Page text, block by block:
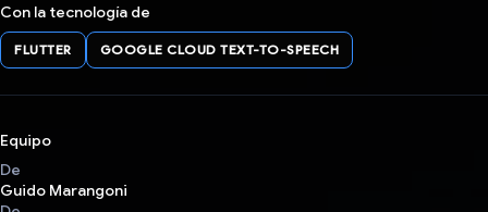
Con la tecnología de
FLUTTER GOOGLE CLOUD TEXT-TO-SPEECH
Equipo
De
Guido Marangoni